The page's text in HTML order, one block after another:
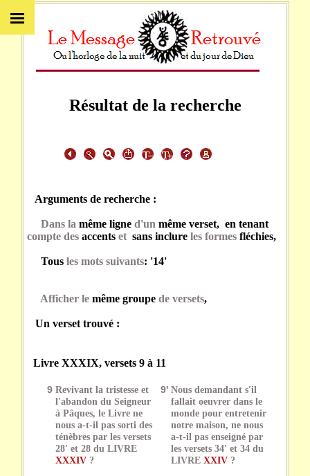
Résultat de la recherche
Arguments de recherche :
Dans la même ligne d'un même verset, en tenant
compte des accents et sans inclureles formes fléchies,
Tous les mots suivants: '14'
Afficher le même groupede versets,
Un verset trouvé :
Livre XXXIX, versets 9 à 11
9 Revivant la tristesse et
l'abandon du Seigneur
à Pâques, le Livre ne
nous a-t-il pas sorti des
ténèbres par les versets
28' et 28 du LIVRE
XXXIV?
9' Nous demandant s'il
fallait oeuvrer dans le
monde pour entretenir
notre maison, ne nous
a-t-il pas enseigné par
les versets 34' et 34 du
LIVRE XXIV?